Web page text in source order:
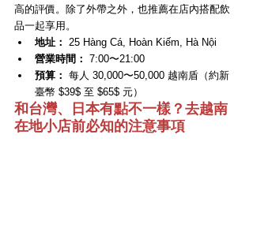
高的評價。除了外帶之外，也推薦在店內搭配飲
品一起享用。
地址： 25 Hàng Cá, Hoàn Kiếm, Hà Nội
營業時間： 7:00〜21:00
預算： 每人 30,000〜50,000 越南盾（約新
臺幣 $39$ 至 $65$ 元）
和台灣、日本有點不一樣？去越南
在地小店前必知的注意事項